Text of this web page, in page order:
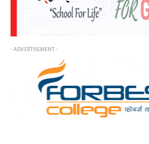
- ADVERTISEMENT -